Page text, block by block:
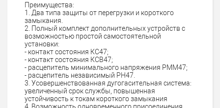
Преимущества:
1. Два типа защиты от перегрузки и короткого
замыкания.
2. Полный комплект дополнительных устройств с
возможностью простой самостоятельной
установки:
- контакт состояния КС47;
- контакт состояния КСВ47;
- расцепитель минимального напряжения РММ47;
- расцепитель независимый РН47.
3. Усовершенствованная дугогасительная система:
увеличенный срок службы, повышенная
устойчивость к токам короткого замыкания
4. Возможность одновременного присоединения